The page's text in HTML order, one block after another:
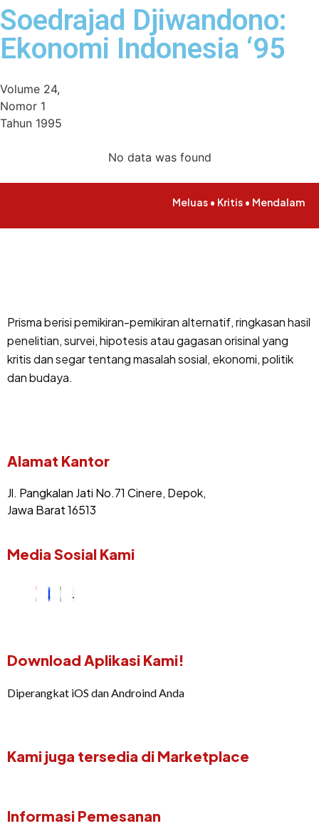
Soedrajad Djiwandono:
Ekonomi Indonesia ‘95
Volume 24,
Nomor 1
Tahun 1995
No data was found
Meluas • Kritis • Mendalam
Prisma berisi pemikiran-pemikiran alternatif, ringkasan hasil
penelitian, survei, hipotesis atau gagasan orisinal yang
kritis dan segar tentang masalah sosial, ekonomi, politik
dan budaya.
Alamat Kantor
Jl. Pangkalan Jati No.71 Cinere, Depok,
Jawa Barat 16513
Media Sosial Kami
Download Aplikasi Kami!
Diperangkat iOS dan Androind Anda
Kami juga tersedia di Marketplace
Informasi Pemesanan